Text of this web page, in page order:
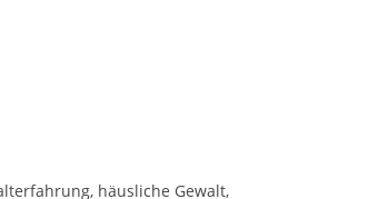
häusliche Gewalt,